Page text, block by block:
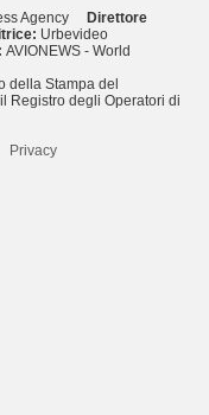
Agency
Direttore
Urbevideo
AVIONEWS - World
della Stampa del
Registro degli Operatori di
Privacy